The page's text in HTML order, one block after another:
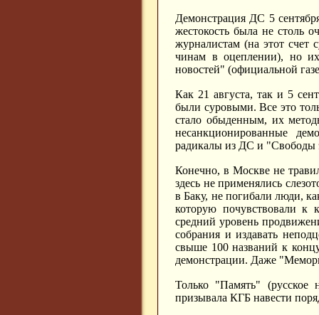
Демонстрация ДС 5
жестокость была не столь
журналистам (на этот счет
чинам в оцеплении), но
новостей" (официальной
Как 21 августа, так и 5
были суровыми. Все это
стало обыденным, их
несанкционированные
радикалы из ДС и "Свободы
Конечно, в Москве не
здесь не применялись
в Баку, не погибали люди,
которую почувствовали к
средний уровень
собрания и издавать
свыше 100 названий к
демонстрации. Даже
Только "Память" (русское
призывала КГБ навести